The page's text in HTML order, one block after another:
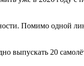
Помимо одной
выпускать 20